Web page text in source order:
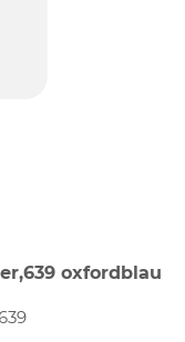
oxfordblau